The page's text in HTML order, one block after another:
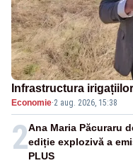
Infrastructura
Economie·2 aug. 2026, 15:38
2Ana Maria Păcuraru
ediție explozivă a
PLUS